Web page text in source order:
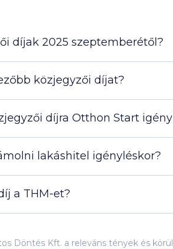
díjak 2025 szeptemberétől?
közjegyzői díjat?
díjra Otthon Start
lakáshitel igényléskor?
lakásbiztosítás
a THM-et?
Döntés Kft. a releváns tények és